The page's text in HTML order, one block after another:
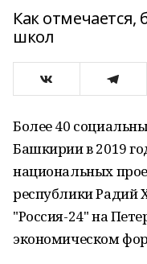
Как отмечается,
школ
Более 40
Башкирии в 2019
национальных
республики Радий
"Россия-24" на
экономическом